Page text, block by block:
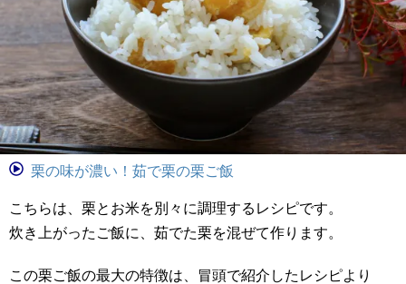
栗の味が濃い！茹で栗の栗ご飯
こちらは、栗とお米を別々に調理するレシピです。
炊き上がったご飯に、茹でた栗を混ぜて作ります。
この栗ご飯の最大の特徴は、冒頭で紹介したレシピより